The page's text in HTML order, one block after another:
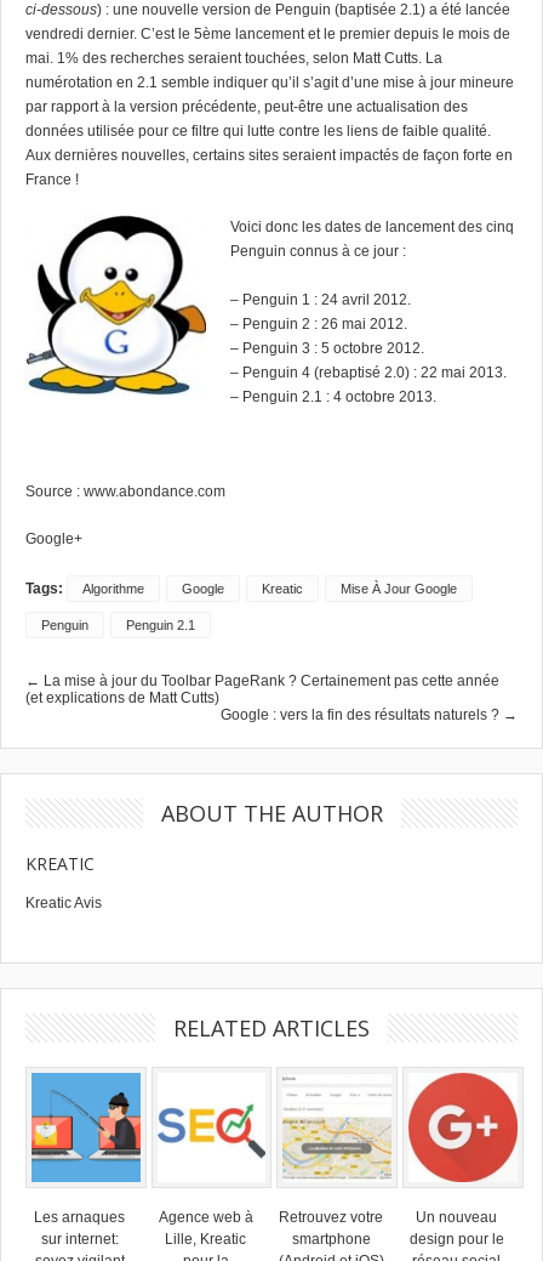
ci-dessous) : une nouvelle version de Penguin (baptisée 2.1) a été lancée
vendredi dernier. C’est le 5ème lancement et le premier depuis le mois de
mai. 1% des recherches seraient touchées, selon Matt Cutts. La
numérotation en 2.1 semble indiquer qu’il s’agit d’une mise à jour mineure
par rapport à la version précédente, peut-être une actualisation des
données utilisée pour ce filtre qui lutte contre les liens de faible qualité.
Aux dernières nouvelles, certains sites seraient impactés de façon forte en
France !
Voici donc les dates de lancement des cinq
Penguin connus à ce jour :
– Penguin 1 : 24 avril 2012.
– Penguin 2 : 26 mai 2012.
– Penguin 3 : 5 octobre 2012.
– Penguin 4 (rebaptisé 2.0): 22 mai 2013.
– Penguin 2.1 : 4 octobre 2013.
Source : www.abondance.com
Google+
Tags: Algorithme Google Kreatic Mise À Jour Google
Penguin Penguin 2.1
← La mise à jour du Toolbar PageRank ? Certainement pas cette année
(et explications de Matt Cutts)
Google : vers la fin des résultats naturels ? →
ABOUT THE AUTHOR
KREATIC
Kreatic Avis
RELATED ARTICLES
Les arnaques
sur internet:
Agence web à
Lille, Kreatic
Retrouvez votre
smartphone
Un nouveau
design pour le